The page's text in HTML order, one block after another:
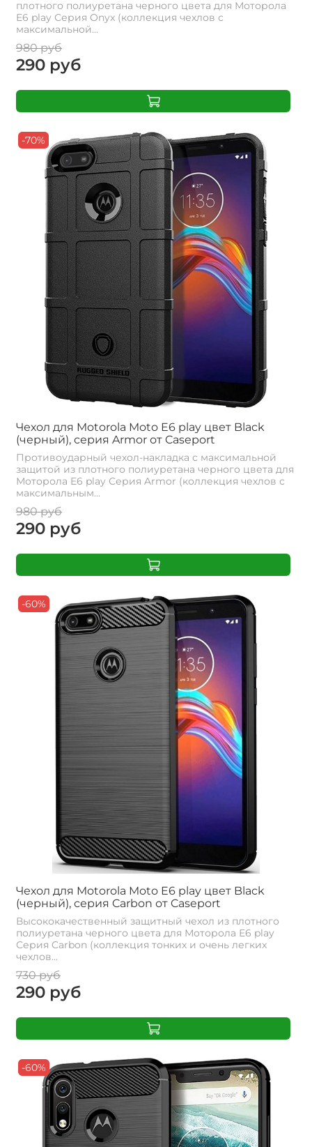
плотного полиуретана черного цвета для Моторола
E6 play Серия Onyx (коллекция чехлов с
максимальной...
980 руб
290 руб
-70%
Чехол для Motorola Moto E6 play цвет Black
(черный), серия Armor от Caseport
Противоударный чехол-накладка с максимальной
защитой из плотного полиуретана черного цвета для
Моторола E6 play Серия Armor (коллекция чехлов с
максимальным...
980 руб
290 руб
-60%
Чехол для Motorola Moto E6 play цвет Black
(черный), серия Carbon от Caseport
Высококачественный защитный чехол из плотного
полиуретана черного цвета для Моторола E6 play
Серия Carbon (коллекция тонких и очень легких
чехлов...
730 руб
290 руб
-60%